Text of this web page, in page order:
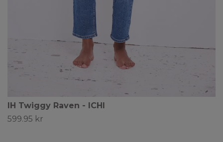
IH Twiggy Raven - ICHI
599.95 kr